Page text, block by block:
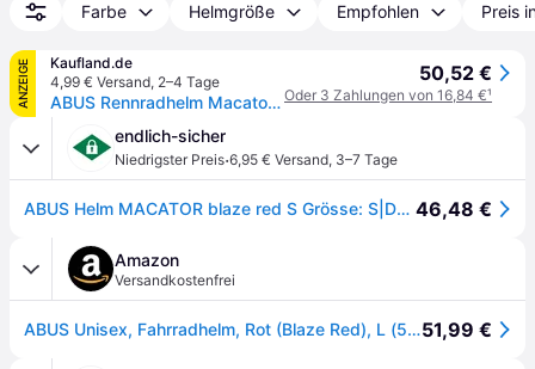
Farbe Helmgröße Empfohlen Preis
ANZEIGE
Kaufland.de
4,99 € Versand, 2–4 Tage
ABUS Rennradhelm Macator - sportiver Fahrradhelm für Einsteiger - auch für Zopfträger/-innen - für Damen und Herren - Rot, Größe M (52-58 cm)
50,52 €
Oder 3 Zahlungen von 16,84 €¹
endlich-sicher
Niedrigster Preis·6,95 € Versand, 3–7 Tage
ABUS Helm MACATOR blaze red S Grösse: S|Designfarbe: blaze red 46,48 €
Amazon
Versandkostenfrei
ABUS Unisex, Fahrradhelm, Rot (Blaze Red), L (58-62 cm​)51,99 €